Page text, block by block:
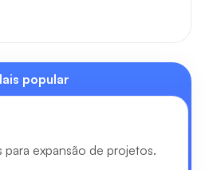
popular
para expansão de projetos.